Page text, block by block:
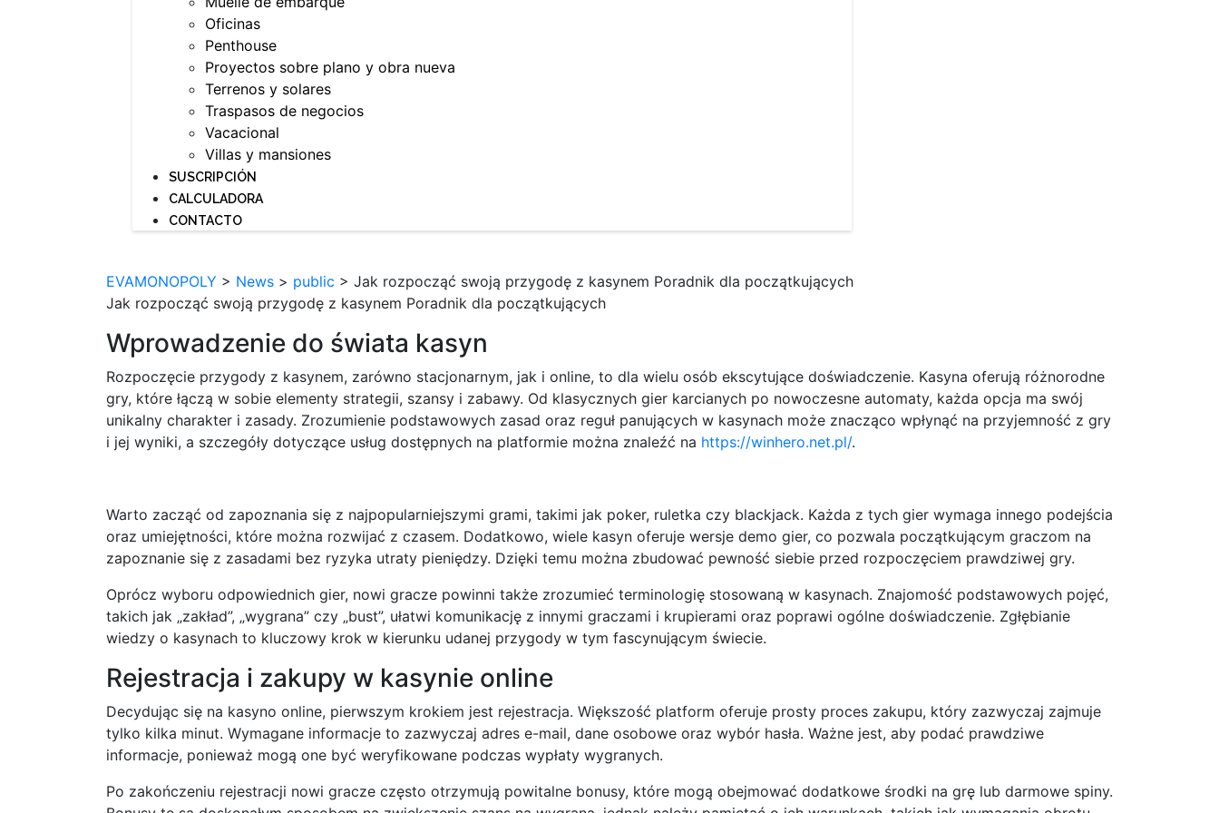
Oficinas
Penthouse
Proyectos sobre plano y obra nueva
Terrenos y solares
Traspasos de negocios
Vacacional
Villas y mansiones
SUSCRIPCIÓN
CALCULADORA
CONTACTO
EVAMONOPOLY > News > public > Jak rozpocząć swoją przygodę z kasynem Poradnik dla początkujących
Jak rozpocząć swoją przygodę z kasynem Poradnik dla początkujących
Wprowadzenie do świata kasyn
Rozpoczęcie przygody z kasynem, zarówno stacjonarnym, jak i online, to dla wielu osób ekscytujące doświadczenie. Kasyna oferują różnorodne
gry, które łączą w sobie elementy strategii, szansy i zabawy. Od klasycznych gier karcianych po nowoczesne automaty, każda opcja ma swój
unikalny charakter i zasady. Zrozumienie podstawowych zasad oraz reguł panujących w kasynach może znacząco wpłynąć na przyjemność z gry
i jej wyniki, a szczegóły dotyczące usług dostępnych na platformie można znaleźć na https://winhero.net.pl/.
Warto zacząć od zapoznania się z najpopularniejszymi grami, takimi jak poker, ruletka czy blackjack. Każda z tych gier wymaga innego podejścia
oraz umiejętności, które można rozwijać z czasem. Dodatkowo, wiele kasyn oferuje wersje demo gier, co pozwala początkującym graczom na
zapoznanie się z zasadami bez ryzyka utraty pieniędzy. Dzięki temu można zbudować pewność siebie przed rozpoczęciem prawdziwej gry.
Oprócz wyboru odpowiednich gier, nowi gracze powinni także zrozumieć terminologię stosowaną w kasynach. Znajomość podstawowych pojęć,
takich jak „zakład”, „wygrana” czy „bust”, ułatwi komunikację z innymi graczami i krupierami oraz poprawi ogólne doświadczenie. Zgłębianie
wiedzy o kasynach to kluczowy krok w kierunku udanej przygody w tym fascynującym świecie.
Rejestracja i zakupy w kasynie online
Decydując się na kasyno online, pierwszym krokiem jest rejestracja. Większość platform oferuje prosty proces zakupu, który zazwyczaj zajmuje
tylko kilka minut. Wymagane informacje to zazwyczaj adres e-mail, dane osobowe oraz wybór hasła. Ważne jest, aby podać prawdziwe
informacje, ponieważ mogą one być weryfikowane podczas wypłaty wygranych.
Po zakończeniu rejestracji nowi gracze często otrzymują powitalne bonusy, które mogą obejmować dodatkowe środki na grę lub darmowe spiny.